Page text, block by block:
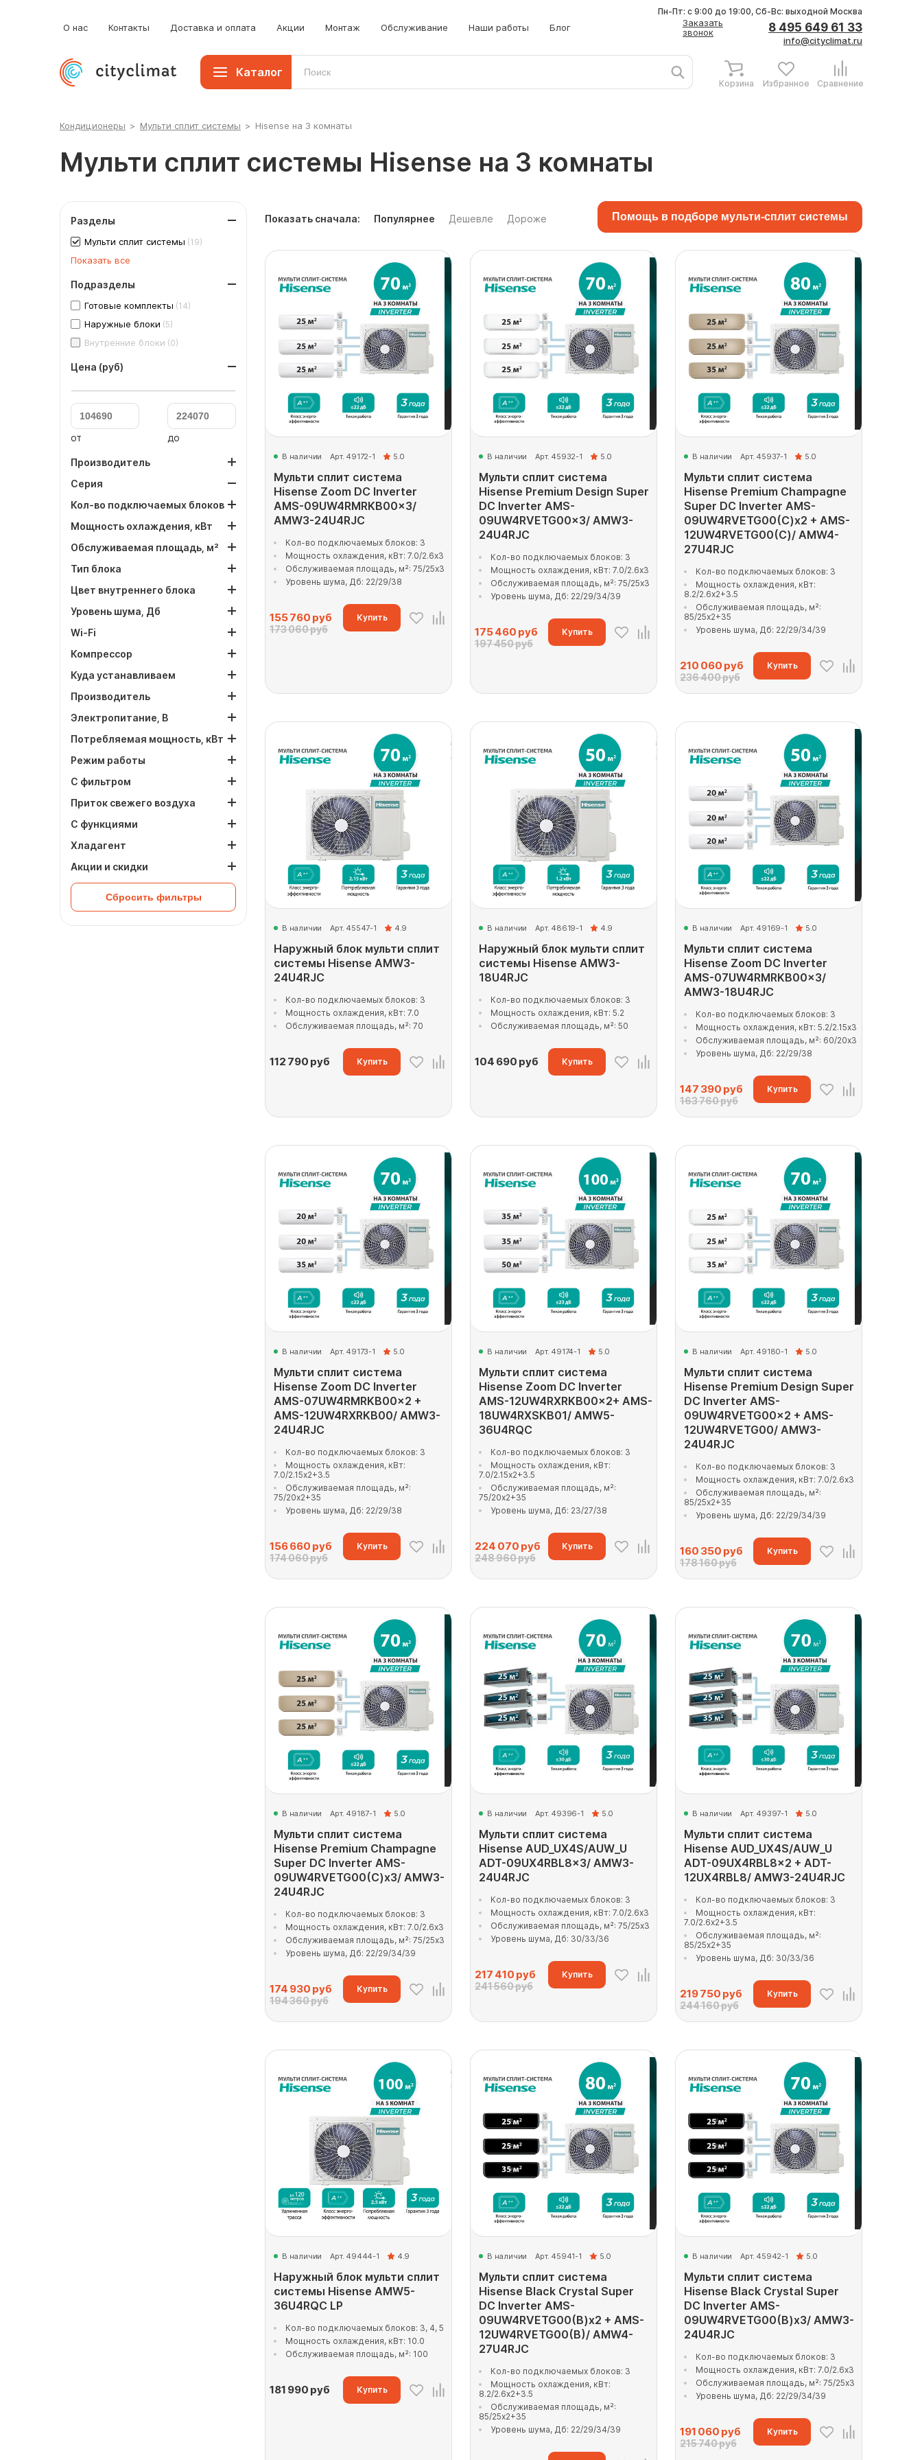
О нас Контакты Доставка и оплата Акции Монтаж Обслуживание Наши работы Блог
Заказать
звонок
8 495 649 61 33
info@cityclimat.ru
Пн-Пт: с 9:00 до 19:00, Сб-Вс: выходной Москва
Каталог
Корзина Избранное Сравнение
Кондиционеры > Мульти сплит системы > Hisense на 3 комнаты
Мульти сплит системы Hisense на 3 комнаты
Разделы
Мульти сплит системы (19)
Показать все
Подразделы
Готовые комплекты (14)
Наружные блоки (5)
Внутренние блоки (0)
Цена (руб)
от до
Производитель
Серия
Кол-во подключаемых блоков
Мощность охлаждения, кВт
Обслуживаемая площадь, м²
Тип блока
Цвет внутреннего блока
Уровень шума, Дб
Wi-Fi
Компрессор
Куда устанавливаем
Производитель
Электропитание, В
Потребляемая мощность, кВт
Режим работы
С фильтром
Приток свежего воздуха
С функциями
Хладагент
Акции и скидки
Сбросить фильтры
Показать сначала: Популярнее Дешевле Дороже Помощь в подборе мульти-сплит системы
В наличии Арт. 49172-1 5.0
Мульти сплит система
Hisense Zoom DC Inverter
AMS-09UW4RMRKB00x3/
AMW3-24U4RJC
Кол-во подключаемых блоков: 3
Мощность охлаждения, кВт: 7.0/2.6x3
Обслуживаемая площадь, м²: 75/25x3
Уровень шума, Дб: 22/29/38
155 760 руб
173 060 руб
Купить
В наличии Арт. 45932-1 5.0
Мульти сплит система
Hisense Premium Design Super
DC Inverter AMS-
09UW4RVETG00x3/ AMW3-
24U4RJC
Кол-во подключаемых блоков: 3
Мощность охлаждения, кВт: 7.0/2.6x3
Обслуживаемая площадь, м²: 75/25x3
Уровень шума, Дб: 22/29/34/39
175 460 руб
197 450 руб
Купить
В наличии Арт. 45937-1 5.0
Мульти сплит система
Hisense Premium Champagne
Super DC Inverter AMS-
09UW4RVETG00(С)x2 + AMS-
12UW4RVETG00(С)/ AMW4-
27U4RJC
Кол-во подключаемых блоков: 3
Мощность охлаждения, кВт:
8.2/2.6x2+3.5
Обслуживаемая площадь, м²:
85/25x2+35
Уровень шума, Дб: 22/29/34/39
210 060 руб
236 400 руб
Купить
В наличии Арт. 45547-1 4.9
Наружный блок мульти сплит
системы Hisense AMW3-
24U4RJC
Кол-во подключаемых блоков: 3
Мощность охлаждения, кВт: 7.0
Обслуживаемая площадь, м²: 70
112 790 руб Купить
В наличии Арт. 48619-1 4.9
Наружный блок мульти сплит
системы Hisense AMW3-
18U4RJС
Кол-во подключаемых блоков: 3
Мощность охлаждения, кВт: 5.2
Обслуживаемая площадь, м²: 50
104 690 руб Купить
В наличии Арт. 49169-1 5.0
Мульти сплит система
Hisense Zoom DC Inverter
AMS-07UW4RMRKB00x3/
AMW3-18U4RJC
Кол-во подключаемых блоков: 3
Мощность охлаждения, кВт: 5.2/2.15x3
Обслуживаемая площадь, м²: 60/20x3
Уровень шума, Дб: 22/29/38
147 390 руб
163 760 руб
Купить
В наличии Арт. 49173-1 5.0
Мульти сплит система
Hisense Zoom DC Inverter
AMS-07UW4RMRKB00x2 +
AMS-12UW4RXRKB00/ AMW3-
24U4RJC
Кол-во подключаемых блоков: 3
Мощность охлаждения, кВт:
7.0/2.15x2+3.5
Обслуживаемая площадь, м²:
75/20x2+35
Уровень шума, Дб: 22/29/38
156 660 руб
174 060 руб
Купить
В наличии Арт. 49174-1 5.0
Мульти сплит система
Hisense Zoom DC Inverter
AMS-12UW4RXRKB00x2+ AMS-
18UW4RXSKB01/ AMW5-
36U4RQC
Кол-во подключаемых блоков: 3
Мощность охлаждения, кВт:
7.0/2.15x2+3.5
Обслуживаемая площадь, м²:
75/20x2+35
Уровень шума, Дб: 23/27/38
224 070 руб
248 960 руб
Купить
В наличии Арт. 49180-1 5.0
Мульти сплит система
Hisense Premium Design Super
DC Inverter AMS-
09UW4RVETG00x2 + AMS-
12UW4RVETG00/ AMW3-
24U4RJC
Кол-во подключаемых блоков: 3
Мощность охлаждения, кВт: 7.0/2.6x3
Обслуживаемая площадь, м²:
85/25x2+35
Уровень шума, Дб: 22/29/34/39
160 350 руб
178 160 руб
Купить
В наличии Арт. 49187-1 5.0
Мульти сплит система
Hisense Premium Champagne
Super DC Inverter AMS-
09UW4RVETG00(C)x3/ AMW3-
24U4RJC
Кол-во подключаемых блоков: 3
Мощность охлаждения, кВт: 7.0/2.6x3
Обслуживаемая площадь, м²: 75/25x3
Уровень шума, Дб: 22/29/34/39
174 930 руб
194 360 руб
Купить
В наличии Арт. 49396-1 5.0
Мульти сплит система
Hisense AUD_UX4S/AUW_U
ADT-09UX4RBL8x3/ AMW3-
24U4RJC
Кол-во подключаемых блоков: 3
Мощность охлаждения, кВт: 7.0/2.6x3
Обслуживаемая площадь, м²: 75/25x3
Уровень шума, Дб: 30/33/36
217 410 руб
241 560 руб
Купить
В наличии Арт. 49397-1 5.0
Мульти сплит система
Hisense AUD_UX4S/AUW_U
ADT-09UX4RBL8x2 + ADT-
12UX4RBL8/ AMW3-24U4RJC
Кол-во подключаемых блоков: 3
Мощность охлаждения, кВт:
7.0/2.6x2+3.5
Обслуживаемая площадь, м²:
85/25x2+35
Уровень шума, Дб: 30/33/36
219 750 руб
244 160 руб
Купить
В наличии Арт. 49444-1 4.9
Наружный блок мульти сплит
системы Hisense AMW5-
36U4RQC LP
Кол-во подключаемых блоков: 3, 4, 5
Мощность охлаждения, кВт: 10.0
Обслуживаемая площадь, м²: 100
181 990 руб Купить
В наличии Арт. 45941-1 5.0
Мульти сплит система
Hisense Black Crystal Super
DC Inverter AMS-
09UW4RVETG00(B)x2 + AMS-
12UW4RVETG00(B)/ AMW4-
27U4RJC
Кол-во подключаемых блоков: 3
Мощность охлаждения, кВт:
8.2/2.6x2+3.5
Обслуживаемая площадь, м²:
85/25x2+35
Уровень шума, Дб: 22/29/34/39
В наличии Арт. 45942-1 5.0
Мульти сплит система
Hisense Black Crystal Super
DC Inverter AMS-
09UW4RVETG00(B)x3/ AMW3-
24U4RJC
Кол-во подключаемых блоков: 3
Мощность охлаждения, кВт: 7.0/2.6x3
Обслуживаемая площадь, м²: 75/25x3
Уровень шума, Дб: 22/29/34/39
191 060 руб
215 740 руб
Купить